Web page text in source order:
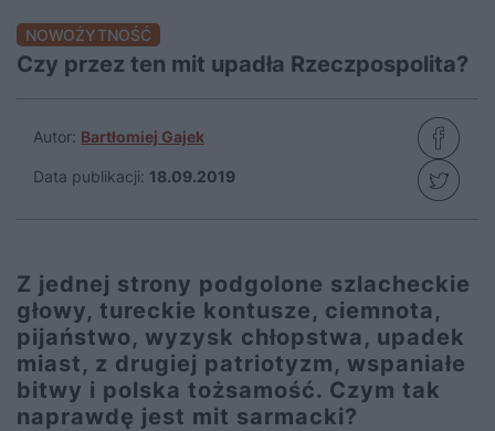
NOWOŻYTNOŚĆ
Czy przez ten mit upadła Rzeczpospolita?
Autor: Bartłomiej Gajek
Data publikacji: 18.09.2019
Z jednej strony podgolone szlacheckie
głowy, tureckie kontusze, ciemnota,
pijaństwo, wyzysk chłopstwa, upadek
miast, z drugiej patriotyzm, wspaniałe
bitwy i polska tożsamość. Czym tak
naprawdę jest mit sarmacki?